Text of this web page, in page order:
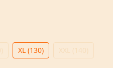
XL (130) XXL (140)